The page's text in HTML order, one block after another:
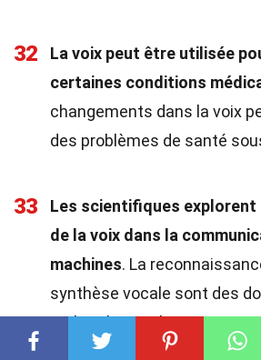
32
La voix peut être utilisée
certaines conditions
changements dans la voix
des problèmes de santé
33
Les scientifiques
de la voix dans la
machines. La
synthèse vocale sont des
recherche en pleine